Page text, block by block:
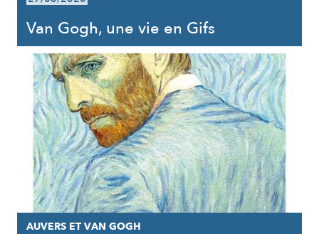
Van Gogh, une vie en Gifs
AUVERS ET VAN GOGH